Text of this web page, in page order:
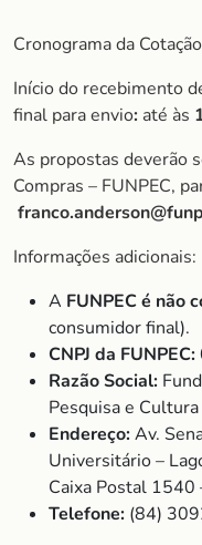
Cronograma da
Início do recebimento
final para envio: até às
As propostas deverão
Compras – FUNPEC,
Informações adicionais:
A FUNPEC é não
consumidor final).
CNPJ da FUNPEC:
Razão Social:
Pesquisa e Cultura
Endereço:Av.
Universitário –
Caixa Postal
Telefone: (84)